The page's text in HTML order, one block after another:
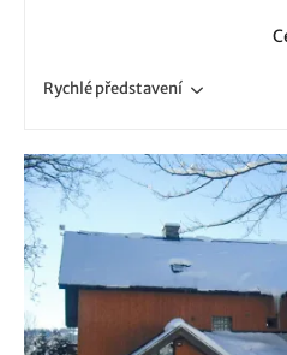
Rychlépředstavení